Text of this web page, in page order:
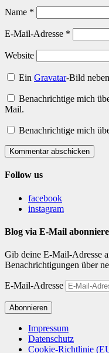
Name *
E-Mail-Adresse *
Website
EinGravatar-Bild
Benachrichtige mich
Mail.
Benachrichtige mich
Kommentar abschicken
Follow us
facebook
instagram
Blog via E-Mail
Gib deine E-Mail-Adresse
Benachrichtigungen über
E-Mail-Adresse
Abonnieren
Impressum
Datenschutz
Cookie-Richtlinie